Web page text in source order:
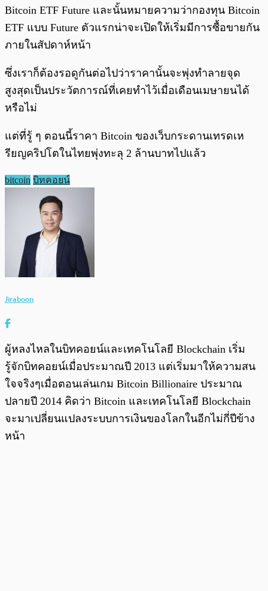
Bitcoin ETF Future และนั้นหมายความว่ากองทุน Bitcoin
ETF แบบ Future ตัวแรกน่าจะเปิดให้เริ่มมีการซื้อขายกัน
ภายในสัปดาห์หน้า
ซึ่งเราก็ต้องรอดูกันต่อไปว่าราคานั้นจะพุ่งทำลายจุด
สูงสุดเป็นประวัตการณ์ที่เคยทำไว้เมื่อเดือนเมษายนได้
หรือไม่
แต่ที่รู้ ๆ ตอนนี้ราคา Bitcoin ของเว็บกระดานเทรดเห
รียญคริปโตในไทยพุ่งทะลุ 2 ล้านบาทไปแล้ว
bitcoin บิทคอยน์
Jiraboon
ผู้หลงไหลในบิทคอยน์และเทคโนโลยี Blockchain เริ่ม
รู้จักบิทคอยน์เมื่อประมาณปี 2013 แต่เริ่มมาให้ความสน
ใจจริงๆเมื่อตอนเล่นเกม Bitcoin Billionaire ประมาณ
ปลายปี 2014 คิดว่า Bitcoin และเทคโนโลยี Blockchain
จะมาเปลี่ยนแปลงระบบการเงินของโลกในอีกไม่กี่ปีข้าง
หน้า